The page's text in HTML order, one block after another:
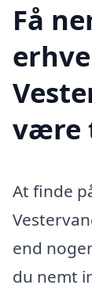
Få
være
At finde
end
du nemt